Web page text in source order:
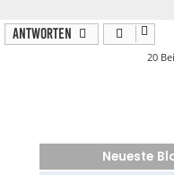
Antworten
20
Neueste